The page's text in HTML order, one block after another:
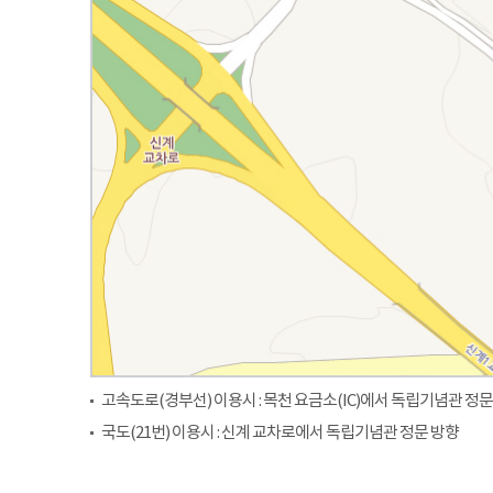
고속도로(경부선) 이용시 : 목천 요금소(IC)에서 독립기념관 정
국도(21번) 이용시 : 신계 교차로에서 독립기념관 정문 방향